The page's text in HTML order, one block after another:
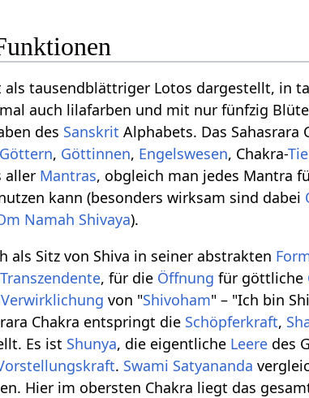
als tausendblättriger Lotos dargestellt, in
auch lilafarben und mit nur fünfzig
des Sanskrit Alphabets. Das Sahasrara
Göttern, Göttinnen, Engelswesen, Chakra-
aller Mantras, obgleich man jedes Mantra
kann (besonders wirksam sind dabei
Namah Shivaya).
als Sitz von Shiva in seiner abstrakten
Transzendente, für die Öffnung für göttliche
Verwirklichung von "Shivoham" – "Ich bin
Chakra entspringt die Schöpferkraft,
Es ist Shunya, die eigentliche Leere des
. Swami Satyananda
Hier im obersten Chakra liegt das